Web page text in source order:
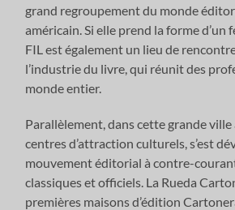
grand regroupement du monde
américain. Si elle prend la forme d’un
FIL est également un lieu de
l’industrie du livre, qui réunit des
monde entier.
Parallèlement, dans cette grande
centres d’attraction culturels, s’est
mouvement éditorial à contre-
classiques et officiels. La Rueda
premières maisons d’édition